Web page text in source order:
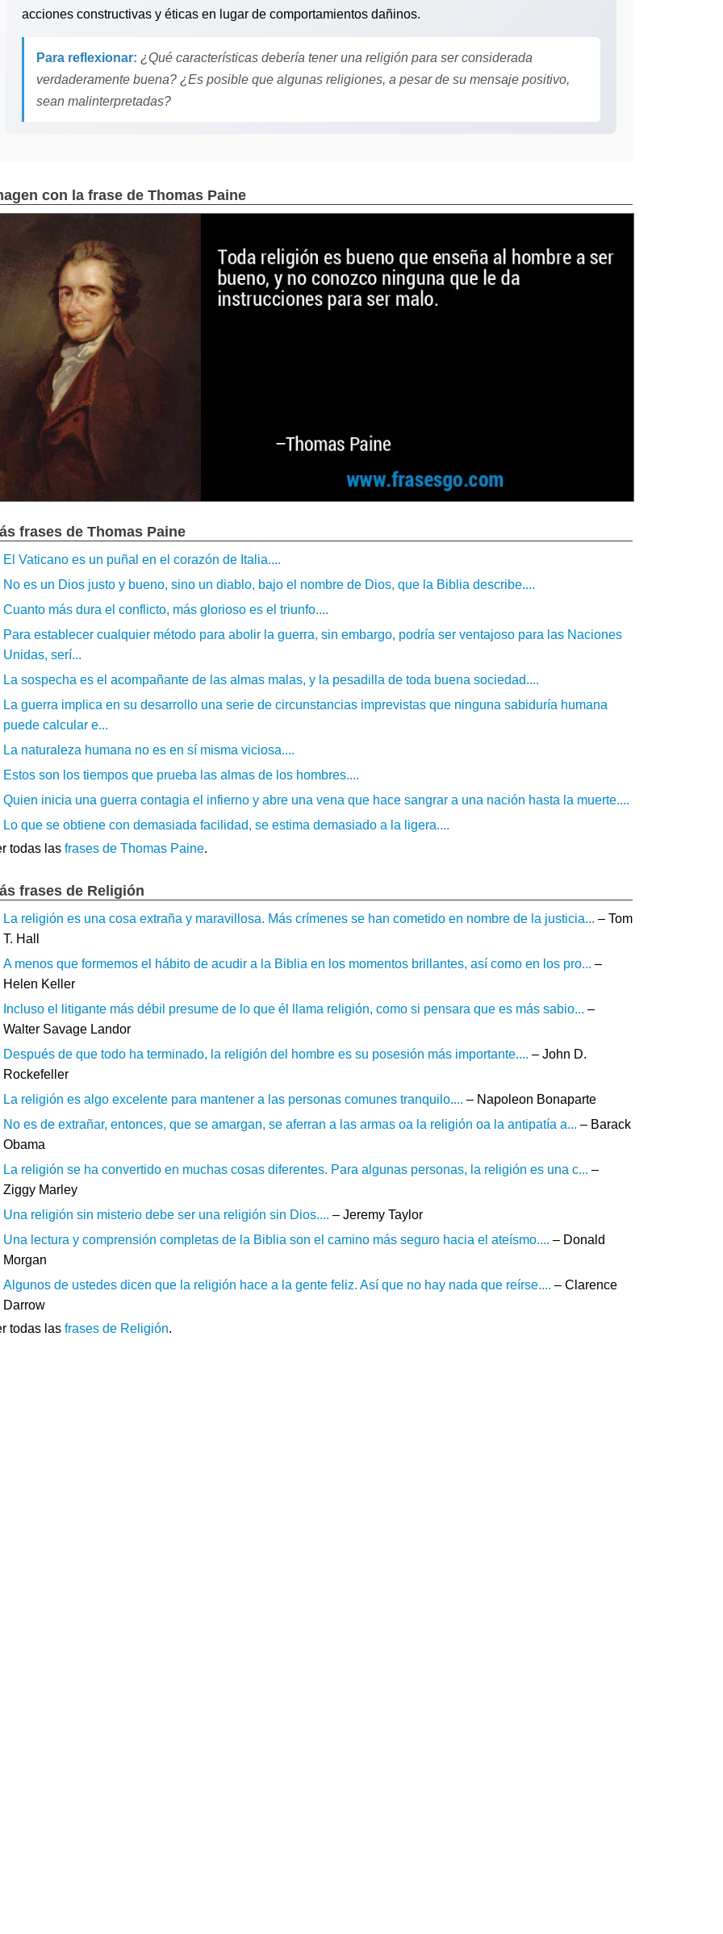
acciones constructivas y éticas en lugar de comportamientos dañinos.
Para reflexionar: ¿Qué características debería tener una religión para ser considerada
verdaderamente buena? ¿Es posible que algunas religiones, a pesar de su mensaje positivo,
sean malinterpretadas?
con la frase de Thomas Paine
frases de Thomas Paine
El Vaticano es un puñal en el corazón de Italia....
No es un Dios justo y bueno, sino un diablo, bajo el nombre de Dios, que la Biblia describe....
Cuanto más dura el conflicto, más glorioso es el triunfo....
Para establecer cualquier método para abolir la guerra, sin embargo, podría ser ventajoso para las Naciones
Unidas, serí...
La sospecha es el acompañante de las almas malas, y la pesadilla de toda buena sociedad....
La guerra implica en su desarrollo una serie de circunstancias imprevistas que ninguna sabiduría humana
puede calcular e...
La naturaleza humana no es en sí misma viciosa....
Estos son los tiempos que prueba las almas de los hombres....
Quien inicia una guerra contagia el infierno y abre una vena que hace sangrar a una nación hasta la muerte....
Lo que se obtiene con demasiada facilidad, se estima demasiado a la ligera....
todas las frases de Thomas Paine.
frases de Religión
La religión es una cosa extraña y maravillosa. Más crímenes se han cometido en nombre de la justicia... – Tom
T. Hall
A menos que formemos el hábito de acudir a la Biblia en los momentos brillantes, así como en los pro... –
Helen Keller
Incluso el litigante más débil presume de lo que él llama religión, como si pensara que es más sabio... –
Walter Savage Landor
Después de que todo ha terminado, la religión del hombre es su posesión más importante.... – John D.
Rockefeller
La religión es algo excelente para mantener a las personas comunes tranquilo.... – Napoleon Bonaparte
No es de extrañar, entonces, que se amargan, se aferran a las armas oa la religión oa la antipatía a... – Barack
Obama
La religión se ha convertido en muchas cosas diferentes. Para algunas personas, la religión es una c... –
Ziggy Marley
Una religión sin misterio debe ser una religión sin Dios.... – Jeremy Taylor
Una lectura y comprensión completas de la Biblia son el camino más seguro hacia el ateísmo.... – Donald
Morgan
Algunos de ustedes dicen que la religión hace a la gente feliz. Así que no hay nada que reírse.... – Clarence
Darrow
todas las frases de Religión.